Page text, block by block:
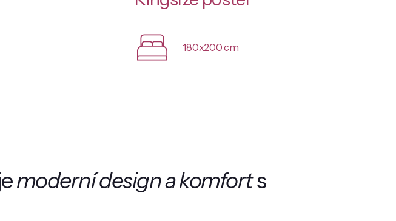
180x200 cm
moderní design a komforts